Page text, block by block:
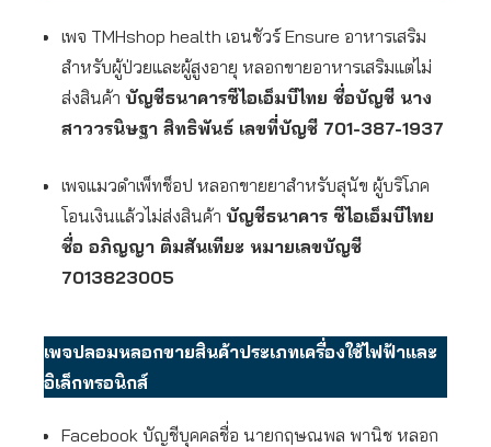
เพจ TMHshop health เอนชัวร์ Ensure อาหารเสริม
สำหรับผู้ป่วยและผู้สูงอายุ หลอกขายอาหารเสริมแต่ไม่
ส่งสินค้า บัญชีธนาคารซีไอเอ็มบีไทย ชื่อบัญชี นาง
สาววรนิษฐา สิทธิพันธ์ เลขที่บัญชี 701-387-1937
เพจแมวดำเพ็ทช็อป หลอกขายยาสำหรับสุนัข ผู้บริโภค
โอนเงินแล้วไม่ส่งสินค้า บัญชีธนาคาร ซีไอเอ็มบีไทย
ชื่อ อภิญญา ติมสันเทียะ หมายเลขบัญชี
7013823005
เพจปลอมหลอกขายสินค้าประเภทเครื่องใช้ไฟฟ้าและ
อิเล็กทรอนิกส์
Facebook บัญชีบุคคลชื่อ นายกฤษณพล พานิช หลอก